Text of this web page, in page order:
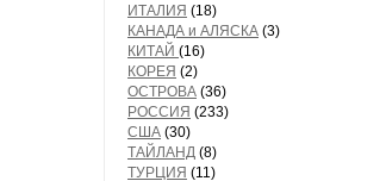
ИТАЛИЯ (18)
КАНАДА и АЛЯСКА (3)
КИТАЙ (16)
КОРЕЯ (2)
ОСТРОВА (36)
РОССИЯ (233)
США (30)
ТАЙЛАНД (8)
ТУРЦИЯ (11)